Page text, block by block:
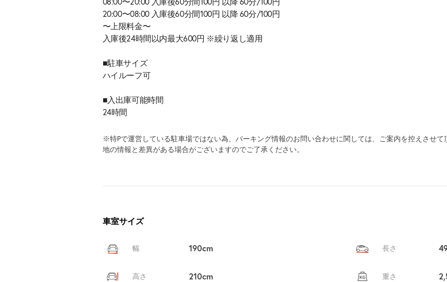
20:00〜08:00 入庫後60分間100円 以降 60分/100円
〜上限料金〜
入庫後24時間以内最大600円 ※繰り返し適用
■駐車サイズ
ハイルーフ可
■入出庫可能時間
24時間
※特Pで運営している駐車場ではない為、パーキング情報のお問い合わせに関しては、ご案内を控えさせ
地の情報と差異がある場合がございますのでご了承ください。
車室サイズ
幅 190cm 長さ
高さ 210cm 重さ